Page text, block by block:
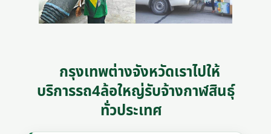
กรุงเทพต่างจังหวัดเราไปให้
บริการรถ4ล้อใหญ่รับจ้างกาฬสินธุ์
ทั่วประเทศ